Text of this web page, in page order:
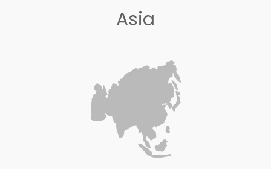
Asia